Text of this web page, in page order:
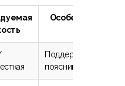
Особенности
Поддержка
поясницы и шеи